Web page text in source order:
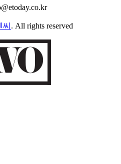
. All rights reserved